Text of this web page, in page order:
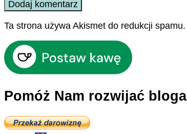
Ta strona używa Akismet do redukcji spamu.
Pomóż Nam rozwijać bloga